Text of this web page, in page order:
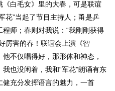
白毛女》里的大春，可是联谊
花”当起了节目主持人；甬是乒
师；春则对我说：“我刚刚获得
厉害的春！联谊会上演《智
不仅唱得好，那形体和神态，
也没闲着，我和“军花”朗诵有东
充分发挥语言的魅力，一首